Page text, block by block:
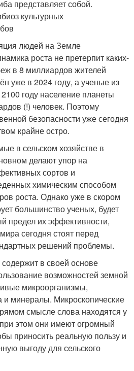
людей на Земле
роста не претерпит каких-
в 8 миллиардов жителей
уже в 2024 году, а ученые из
году население планеты
(!) человек. Поэтому
безопасности уже сегодня
крайне остро.
в сельском хозяйстве в
делают упор на
сортов и
химическим способом
роста. Однако уже в скором
большинство ученых, будет
предел их эффективности,
сегодня стоят перед
решений проблемы.
в своей основе
возможностей земной
микроорганизмы,
и минералы. Микроскопические
смысле слова находятся у
этом они имеют огромный
приносить реальную пользу и
выгоду для сельского